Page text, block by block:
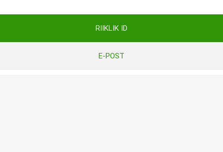
RIIKLIK ID
E-POST